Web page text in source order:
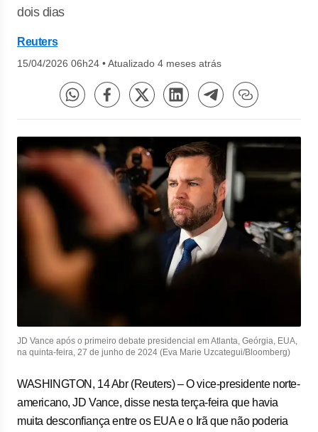
dois dias
Reuters
15/04/2026 06h24 •Atualizado 4 meses atrás
JD Vance após o primeiro debate presidencial em Atlanta, Geórgia, EUA,
na quinta-feira, 27 de junho de 2024 (Eva Marie Uzcategui/Bloomberg)
WASHINGTON, 14 ⁠Abr (Reuters) – O vice-presidente norte-
americano, ⁠JD Vance, disse nesta terça-feira que ‌havia
muita desconfiança entre os EUA e o Irã que não poderia